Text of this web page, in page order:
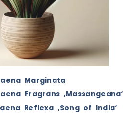
Marginata
Fragrans ‚Massangeana‘
Reflexa ‚Song of India‘